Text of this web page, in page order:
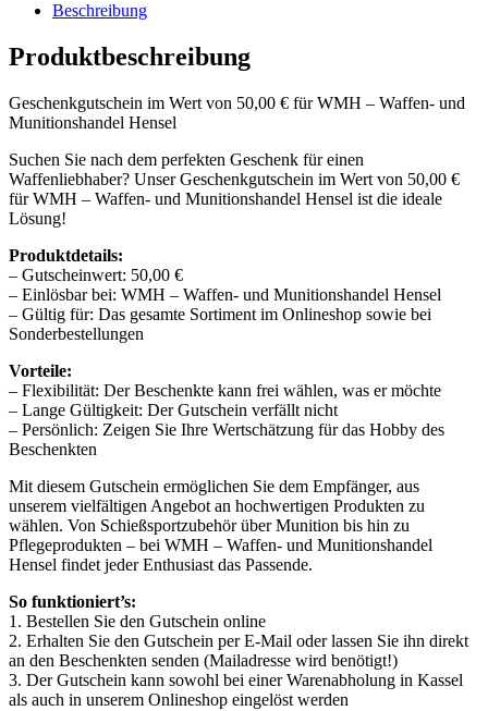
Beschreibung
Produktbeschreibung
Geschenkgutschein im Wert von 50,00 € für WMH – Waffen- und
Munitionshandel Hensel
Suchen Sie nach dem perfekten Geschenk für einen
Waffenliebhaber? Unser Geschenkgutschein im Wert von 50,00 €
für WMH – Waffen- und Munitionshandel Hensel ist die ideale
Lösung!
Produktdetails:
– Gutscheinwert: 50,00 €
– Einlösbar bei: WMH – Waffen- und Munitionshandel Hensel
– Gültig für: Das gesamte Sortiment im Onlineshop sowie bei
Sonderbestellungen
Vorteile:
– Flexibilität: Der Beschenkte kann frei wählen, was er möchte
– Lange Gültigkeit: Der Gutschein verfällt nicht
– Persönlich: Zeigen Sie Ihre Wertschätzung für das Hobby des
Beschenkten
Mit diesem Gutschein ermöglichen Sie dem Empfänger, aus
unserem vielfältigen Angebot an hochwertigen Produkten zu
wählen. Von Schießsportzubehör über Munition bis hin zu
Pflegeprodukten – bei WMH – Waffen- und Munitionshandel
Hensel findet jeder Enthusiast das Passende.
So funktioniert’s:
1. Bestellen Sie den Gutschein online
2. Erhalten Sie den Gutschein per E-Mail oder lassen Sie ihn direkt
an den Beschenkten senden (Mailadresse wird benötigt!)
3. Der Gutschein kann sowohl bei einer Warenabholung in Kassel
als auch in unserem Onlineshop eingelöst werden